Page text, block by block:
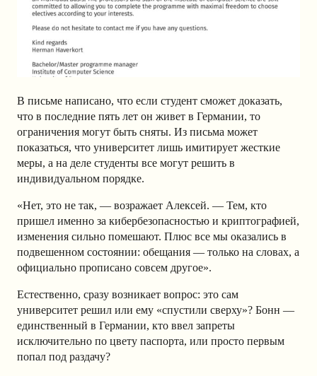
В письме написано, что если студент сможет доказать,
что в последние пять лет он живет в Германии, то
ограничения могут быть сняты. Из письма может
показаться, что университет лишь имитирует жесткие
меры, а на деле студенты все могут решить в
индивидуальном порядке.
«Нет, это не так, — возражает Алексей. — Тем, кто
пришел именно за кибербезопасностью и криптографией,
изменения сильно помешают. Плюс все мы оказались в
подвешенном состоянии: обещания — только на словах, а
официально прописано совсем другое».
Естественно, сразу возникает вопрос: это сам
университет решил или ему «спустили сверху»? Бонн —
единственный в Германии, кто ввел запреты
исключительно по цвету паспорта, или просто первым
попал под раздачу?